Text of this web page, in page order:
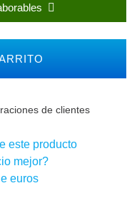
de clientes
este producto
mejor?
euros